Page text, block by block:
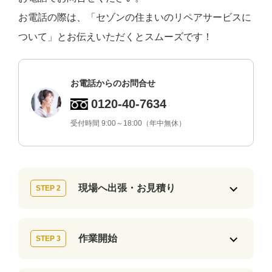
お電話の際は、「セゾンの住まいのリペアサービスに
ついて」とお伝えいただくとスムーズです！
お電話からのお問合せ
0120-40-7634
受付時間 9:00～18:00（年中無休）
STEP 2 現場へ出張・お見積り
STEP 3 作業開始